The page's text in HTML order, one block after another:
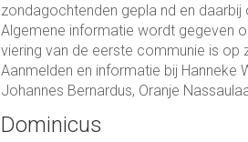
zondagochtenden gepla nd en
Algemene informatie wordt gegeven
viering van de eerste communie is op
Aanmelden en informatie bij Hanneke
Johannes Bernardus, Oranje
Dominicus